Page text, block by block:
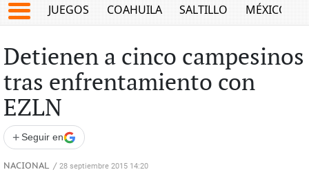
JUEGOS COAHUILA SALTILLO MÉXICO
Detienen a cinco campesinos
tras enfrentamiento con
EZLN
+ Seguir en
NACIONAL / 28 septiembre 2015 14:20